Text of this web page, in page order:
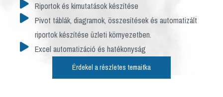
Riportok és kimutatások készítése
Pivot táblák, diagramok, összesítések és automatizált
riportok készítése üzleti környezetben.
Excel automatizáció és hatékonyság
Érdekel a részletes temaitka